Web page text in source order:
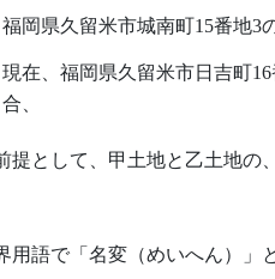
福岡県久留米市城南町15番地3
現在、福岡県久留米市日吉町
合、
提として、甲土地と乙土地の
用語で「名変（めいへん）」